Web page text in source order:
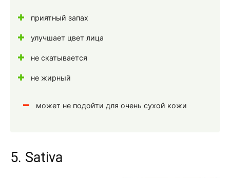
приятный запах
улучшает цвет лица
не скатывается
не жирный
может не подойти для очень сухой кожи
5. Sativa